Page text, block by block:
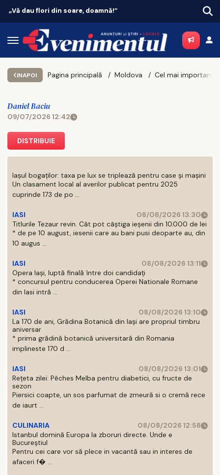
„Vă dau flori din soare, doamnă!”
INAPOI Pagina principală Moldova
Daniel Baciu
09/07/2026 12:42
DISTRIBUIE
Iașul bogaților: taxa pe lux se triplează pentru case și mașini
Un clasament local al averilor publicat pentru 2025
cuprinde 173 de po ...
IASI
08/08/2026 13:30
Titlurile Tezaur revin. Cât pot câștiga ieșenii din 10.000 de lei
* de pe 10 august, iesenii care au bani pusi deoparte au, din
10 augus ...
IASI
08/08/2026 13:11
Opera Iași, luptă finală între doi candidați
* concursul pentru conducerea Operei Nationale Romane
din Iasi intră ...
IASI
08/08/2026 13:10
La 170 de ani, Grădina Botanică din Iași are propriul timbru
aniversar
* prima grădină botanică universitară din Romania
implineste 170 d ...
IASI
08/08/2026 13:01
Rețeta zilei: Pêches Melba pentru diabetici, cu fructe de
sezon
Piersici coapte, un sos parfumat de zmeură si o cremă rece
de iaurt ...
CULINARIA
08/08/2026 12:58
Istanbul domină Europa la zboruri directe. Unde e
Bucureștiul
Pentru cei care vor să plece in vacantă sau in interes de
afaceri f� ...